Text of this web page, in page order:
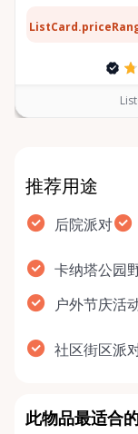
推荐用途
后院派对
卡纳塔公园
户外节庆活
社区街区派
此物品最适合